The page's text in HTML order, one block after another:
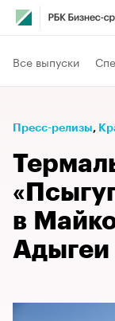
Все выпуски
Пресс-релизы⁠,
в
Адыгеи